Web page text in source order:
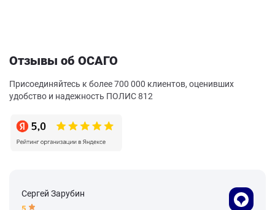
Отзывы об ОСАГО
Присоединяйтесь к более 700 000 клиентов, оценивших
удобство и надежность ПОЛИС 812
Сергей Зарубин